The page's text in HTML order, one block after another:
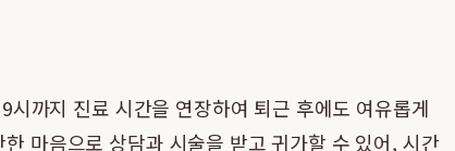
까지 진료 시간을 연장하여 퇴근 후에도 여유롭게
마음으로 상담과 시술을 받고 귀가할 수 있어, 시간